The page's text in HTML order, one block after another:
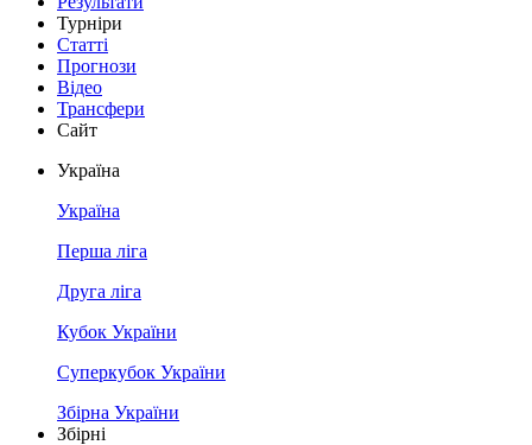
Турніри
Статті
Прогнози
Відео
Трансфери
Сайт
Україна
Україна
Перша ліга
Друга ліга
Кубок України
Суперкубок України
Збірна України
Збірні